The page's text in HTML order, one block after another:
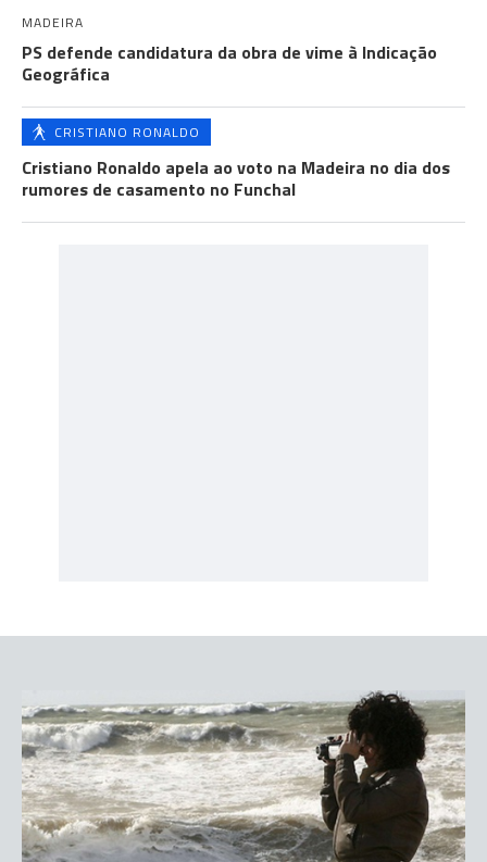
MADEIRA
PS defende candidatura da obra de vime à Indicação
Geográfica
CRISTIANO RONALDO
Cristiano Ronaldo apela ao voto na Madeira no dia dos
rumores de casamento no Funchal